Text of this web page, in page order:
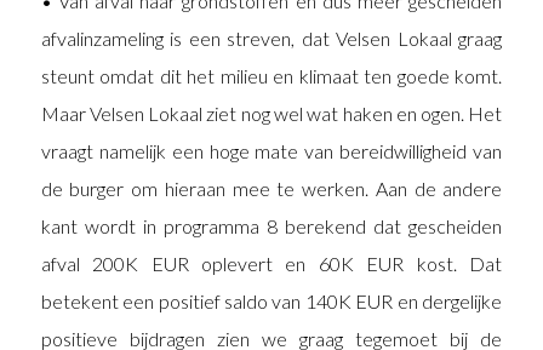
afvalinzameling is een streven, dat Velsen Lokaal graag
steunt omdat dit het milieu en klimaat ten goede komt.
Maar Velsen Lokaal ziet nog wel wat haken en ogen. Het
vraagt namelijk een hoge mate van bereidwilligheid van
de burger om hieraan mee te werken. Aan de andere
kant wordt in programma 8 berekend dat gescheiden
afval 200K EUR oplevert en 60K EUR kost. Dat
betekent een positief saldo van 140K EUR en dergelijke
positieve bijdragen zien we graag tegemoet bij de